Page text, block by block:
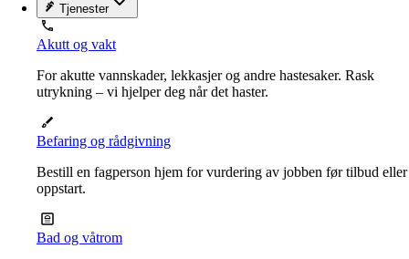
Tjenester
Akutt og vakt
For akutte vannskader, lekkasjer og andre hastesaker. Rask
utrykning – vi hjelper deg når det haster.
Befaring og rådgivning
Bestill en fagperson hjem for vurdering av jobben før tilbud eller
oppstart.
Bad og våtrom